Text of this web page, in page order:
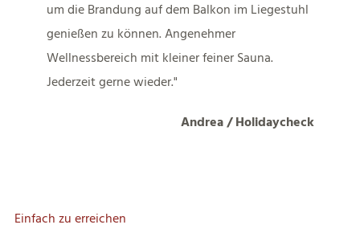
um die Brandung auf dem Balkon im Liegestuhl
genießen zu können. Angenehmer
Wellnessbereich mit kleiner feiner Sauna.
Jederzeit gerne wieder.
Andrea / Holidaycheck
Einfach zu erreichen